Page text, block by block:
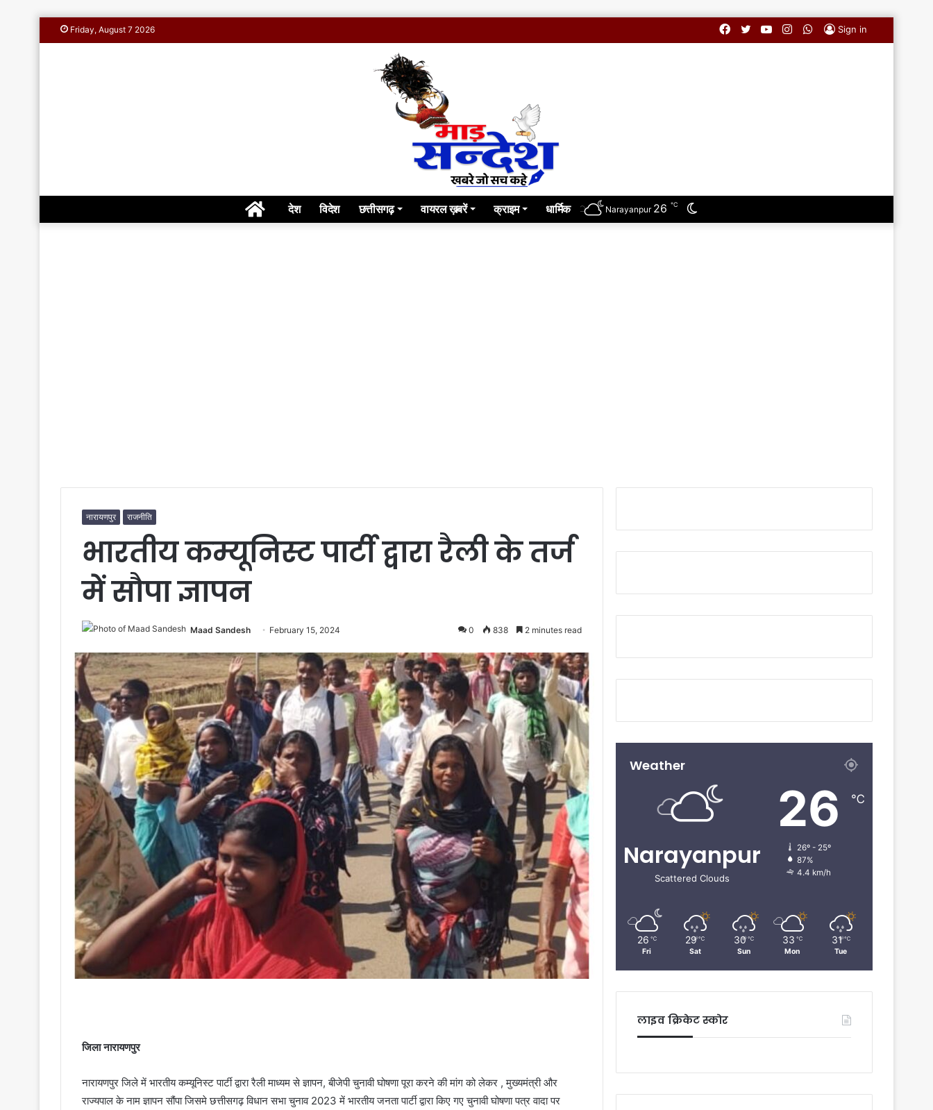
Friday, August 7 2026 Sign in
WhatsApp
Instagram
YouTube
Twitter
Facebook
Homeदेश विदेश छत्तीसगढ़ वायरल ख़बरें क्राइम धार्मिक
Switch
Narayanpur 26 ℃
नारायणपुर राजनीति
भारतीय कम्यूनिस्ट पार्टी द्वारा रैली के तर्ज
में सौपा ज्ञापन
Maad Sandesh February 15, 2024 0 838 2 minutes read
जिला नारायणपुर
नारायणपुर जिले में भारतीय कम्यूनिस्ट पार्टी द्वारा रैली माध्यम से ज्ञापन, बीजेपी चुनावी घोषणा पूरा करने की मांग को लेकर , मुख्यमंत्री और
राज्यपाल के नाम ज्ञापन सौंपा जिसमे छत्तीसगढ़ विधान सभा चुनाव 2023 में भारतीय जनता पार्टी द्वारा किए गए चुनावी घोषणा पत्र वादा पर
Weather
Narayanpur
Scattered Clouds
26 ℃
26º - 25º
87%
4.4 km/h
26 ℃
Fri
29 ℃
Sat
30 ℃
Sun
33 ℃
Mon
31 ℃
Tue
लाइव क्रिकेट स्कोर